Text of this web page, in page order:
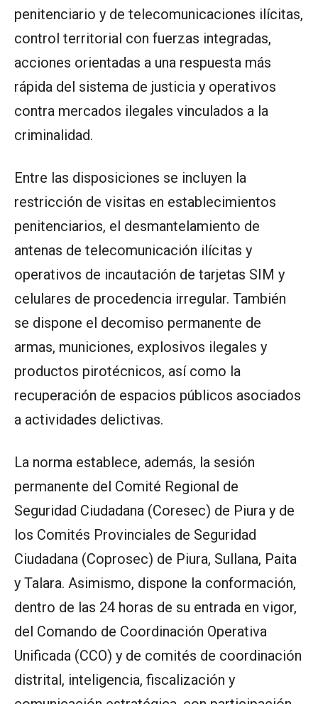
penitenciario y de telecomunicaciones ilícitas,
control territorial con fuerzas integradas,
acciones orientadas a una respuesta más
rápida del sistema de justicia y operativos
contra mercados ilegales vinculados a la
criminalidad.
Entre las disposiciones se incluyen la
restricción de visitas en establecimientos
penitenciarios, el desmantelamiento de
antenas de telecomunicación ilícitas y
operativos de incautación de tarjetas SIM y
celulares de procedencia irregular. También
se dispone el decomiso permanente de
armas, municiones, explosivos ilegales y
productos pirotécnicos, así como la
recuperación de espacios públicos asociados
a actividades delictivas.
La norma establece, además, la sesión
permanente del Comité Regional de
Seguridad Ciudadana (Coresec) de Piura y de
los Comités Provinciales de Seguridad
Ciudadana (Coprosec) de Piura, Sullana, Paita
y Talara. Asimismo, dispone la conformación,
dentro de las 24 horas de su entrada en vigor,
del Comando de Coordinación Operativa
Unificada (CCO) y de comités de coordinación
distrital, inteligencia, fiscalización y